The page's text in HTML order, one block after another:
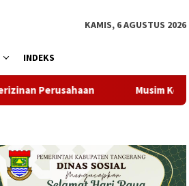
KAMIS, 6 AGUSTUS 2026
INDEKS
Musim Kemarau, Perumda TB Kota